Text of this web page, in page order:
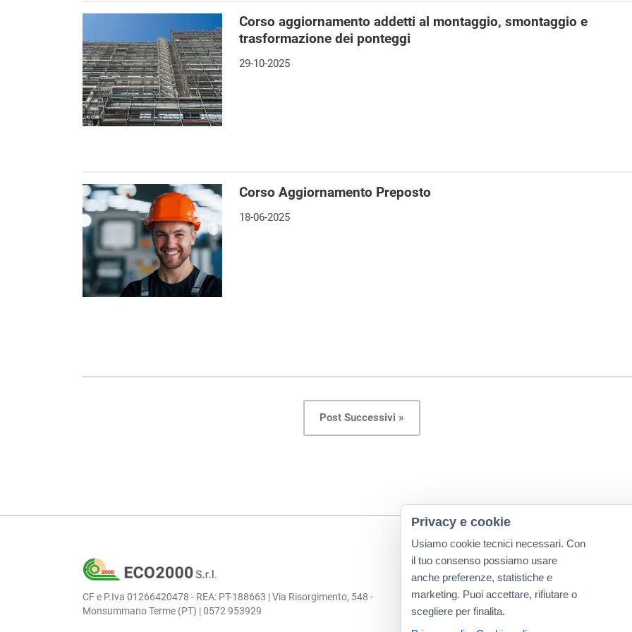
Corso aggiornamento addetti al montaggio, smontaggio e
trasformazione dei ponteggi
29-10-2025
Corso Aggiornamento Preposto
18-06-2025
Post Successivi »
CF e P.Iva 01266420478 - REA: PT-188663 | Via Risorgimento, 548 -
Monsummano Terme (PT) | 0572 953929
Privacy e cookie
Usiamo cookie tecnici necessari. Con
il tuo consenso possiamo usare
anche preferenze, statistiche e
marketing. Puoi accettare, rifiutare o
scegliere per finalita.